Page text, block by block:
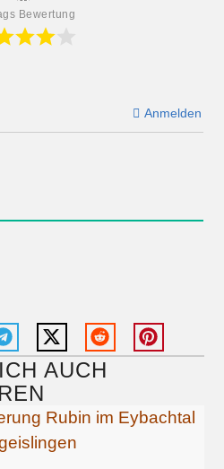
Bewertung
Anmelden
AUCH